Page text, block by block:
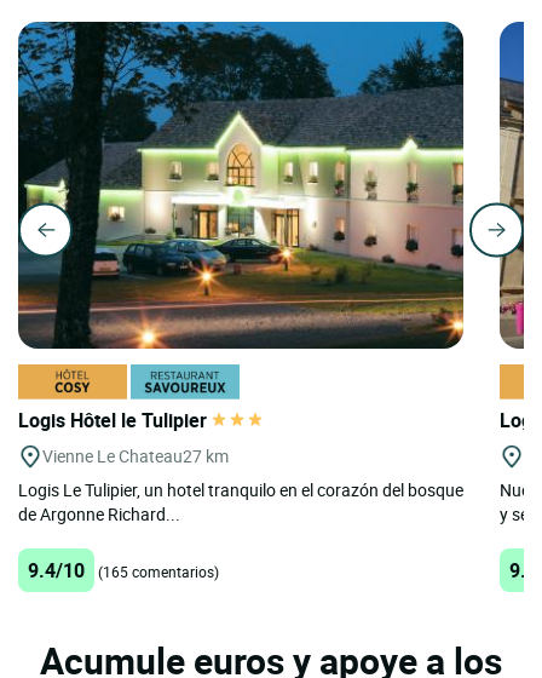
Logis Hôtel le Tulipier
Vienne Le Chateau27 km
Logis Le Tulipier, un hotel tranquilo en el corazón del bosque
de Argonne Richard...
9.4/10 (165 comentarios)
y se
Acumule euros y apoye a los